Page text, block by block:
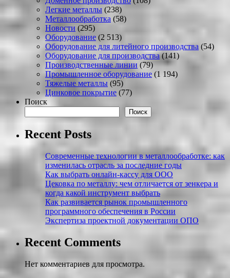
Легкие металлы (238)
Металлообработка (58)
Новости (295)
Оборудование (2 513)
Оборудование для литейного производства (54)
Оборудование для производства(141)
Производственные линии (79)
Промышленное оборудование (1 194)
Тяжелые металлы (95)
Цинковое покрытие (77)
Поиск
Поиск
Recent Posts
Современные технологии в металлообработке: как
изменилась отрасль за последние годы
Как выбрать онлайн-кассу для ООО
Цековка по металлу: чем отличается от зенкера и
когда какой инструмент выбрать
Как развивается рынок промышленного
программного обеспечения в России
Экспертиза проектной документации ОПО
Recent Comments
Нет комментариев для просмотра.